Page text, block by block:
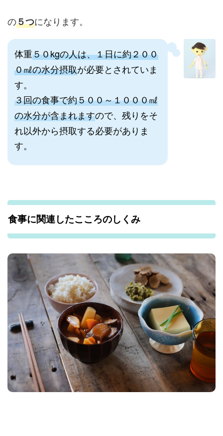
の５つになります。
体重５０kgの人は、１日に約２００
０㎖の水分摂取が必要とされていま
す。
３回の食事で約５００～１０００㎖
の水分が含まれますので、残りをそ
れ以外から摂取する必要がありま
す。
食事に関連したこころのしくみ